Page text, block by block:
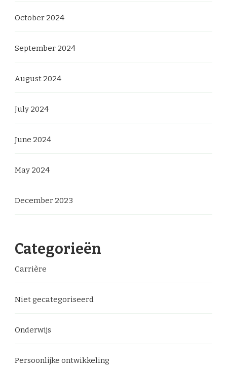
October 2024
September 2024
August 2024
July 2024
June 2024
May 2024
December 2023
Categorieën
Carrière
Niet gecategoriseerd
Onderwijs
Persoonlijke ontwikkeling